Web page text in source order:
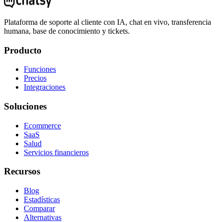
Plataforma de soporte al cliente con IA, chat en vivo, transferencia
humana, base de conocimiento y tickets.
Producto
Funciones
Precios
Integraciones
Soluciones
Ecommerce
SaaS
Salud
Servicios financieros
Recursos
Blog
Estadísticas
Comparar
Alternativas